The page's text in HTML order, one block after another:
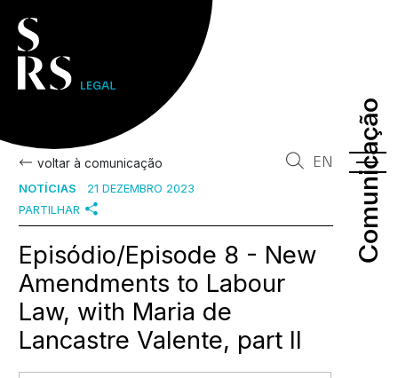
Comunicação
Comunicação
EN
voltar à comunicação
NOTÍCIAS
21 DEZEMBRO 2023
PARTILHAR
Episódio/Episode 8 - New
Amendments to Labour
Law, with Maria de
Lancastre Valente, part II